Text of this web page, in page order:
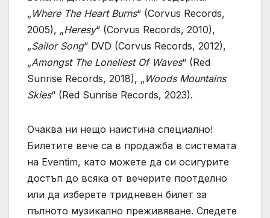
„ Where The Heart Burns“ (Corvus Records,
2005), „Heresy“ (Corvus Records, 2010),
„Sailor Song“ DVD (Corvus Records, 2012),
„Amongst The Loneliest Of Waves“ (Red
Sunrise Records, 2018), „ Woods Mountains
Skies“ (Red Sunrise Records, 2023).
Очаква ни нещо наистина специално!
Билетите вече са в продажба в системата
на Eventim, като можете да си осигурите
достъп до всяка от вечерите поотделно
или да изберете тридневен билет за
пълното музикално преживяване. Следете